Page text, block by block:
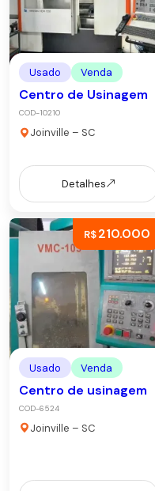
Usado Venda
Centro de Usinagem
COD-10210
Joinville – SC
Detalhes
R$210.000
Usado Venda
Centro de usinagem
COD-6524
Joinville – SC